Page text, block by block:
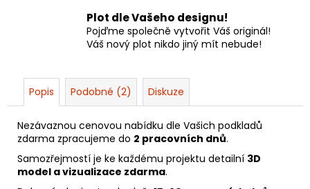
Plot dle Vašeho designu!
Pojďme společně vytvořit Váš originál!
Váš nový plot nikdo jiný mít nebude!
Popis Podobné (2) Diskuze
Nezávaznou cenovou nabídku dle Vašich podkladů
zdarma zpracujeme do 2 pracovních dnů.
Samozřejmostí je ke každému projektu detailní 3D
model a vizualizace zdarma.